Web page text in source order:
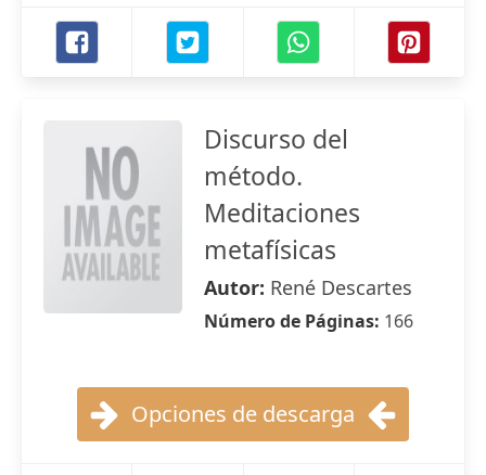
Discurso del
método.
Meditaciones
metafísicas
Autor: René Descartes
Número de Páginas: 166
Opciones de descarga